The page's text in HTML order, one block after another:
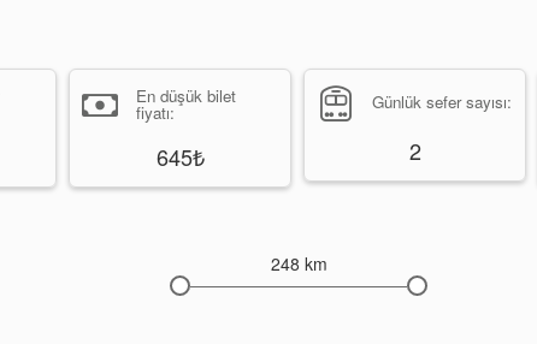
En düşük bilet
fiyatı:
645₺
Günlük sefer sayısı:
2
248 km